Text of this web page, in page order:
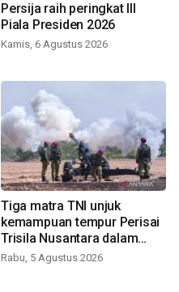
Persija raih peringkat III
Piala Presiden 2026
Kamis, 6 Agustus 2026
Tiga matra TNI unjuk
kemampuan tempur Perisai
Trisila Nusantara dalam
latihan di Kepri
Rabu, 5 Agustus 2026